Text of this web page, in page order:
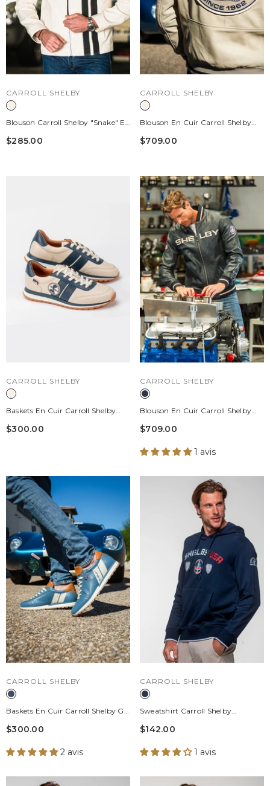
DISTRIBUTEUR :
CARROLL SHELBY
Blouson Carroll Shelby "Snake" En
Canvas Écru Homme
$285.00
DISTRIBUTEUR :
CARROLL SHELBY
Blouson En Cuir Carroll Shelby
"Dallas" Écru Homme
$709.00
DISTRIBUTEUR :
CARROLL SHELBY
Baskets En Cuir Carroll Shelby
Hall Ecru Homme
$300.00
DISTRIBUTEUR :
CARROLL SHELBY
Blouson En Cuir Carroll Shelby
"Dallas" Bleu Marine Homme
$709.00
1 avis
DISTRIBUTEUR :
CARROLL SHELBY
Baskets En Cuir Carroll Shelby GT
Bleu Homme
$300.00
2 avis
DISTRIBUTEUR :
CARROLL SHELBY
Sweatshirt Carroll Shelby
"Mustang" En Coton Bleu Marine
$142.00
1 avis